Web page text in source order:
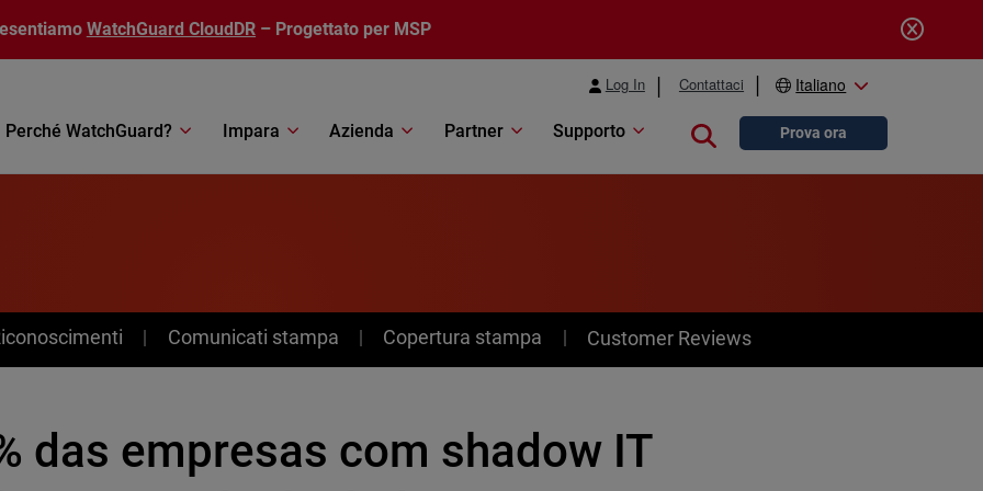
WatchGuard CloudDR – Progettato per MSP
Log In Contattaci Italiano
Perché WatchGuard? Impara Azienda Partner Supporto Close searchProva ora
Comunicati stampa Copertura stampa Customer Reviews
das empresas com shadow IT